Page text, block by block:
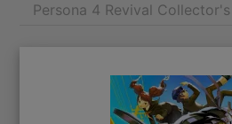
Persona 4 Revival